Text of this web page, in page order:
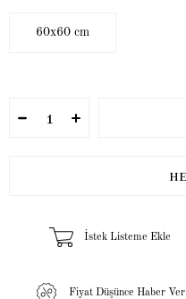
60x60 cm
İstek Listeme Ekle
Fiyat Düşünce Haber Ver